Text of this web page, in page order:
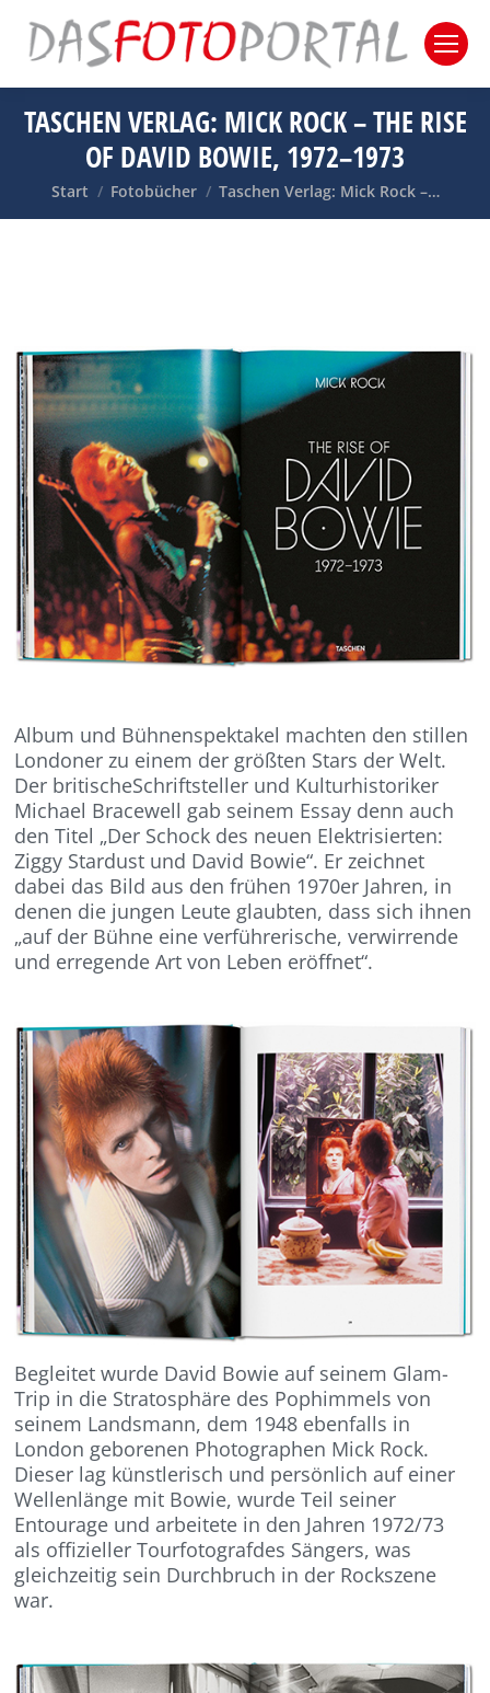
TASCHEN VERLAG: MICK ROCK – THE RISE
OF DAVID BOWIE, 1972–1973
Sie befinden sich hier:
Start Fotobücher Taschen Verlag: Mick Rock –…
Album und Bühnenspektakel machten den stillen
Londoner zu einem der größten Stars der Welt.
Der britischeSchriftsteller und Kulturhistoriker
Michael Bracewell gab seinem Essay denn auch
den Titel „Der Schock des neuen Elektrisierten:
Ziggy Stardust und David Bowie“. Er zeichnet
dabei das Bild aus den frühen 1970er Jahren, in
denen die jungen Leute glaubten, dass sich ihnen
„auf der Bühne eine verführerische, verwirrende
und erregende Art von Leben eröffnet“.
Begleitet wurde David Bowie auf seinem Glam-
Trip in die Stratosphäre des Pophimmels von
seinem Landsmann, dem 1948 ebenfalls in
London geborenen Photographen Mick Rock.
Dieser lag künstlerisch und persönlich auf einer
Wellenlänge mit Bowie, wurde Teil seiner
Entourage und arbeitete in den Jahren 1972/73
als offizieller Tourfotografdes Sängers, was
gleichzeitig sein Durchbruch in der Rockszene
war.